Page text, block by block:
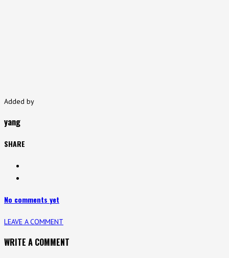
Added by
yang
SHARE
No comments yet
LEAVE A COMMENT
WRITE A COMMENT